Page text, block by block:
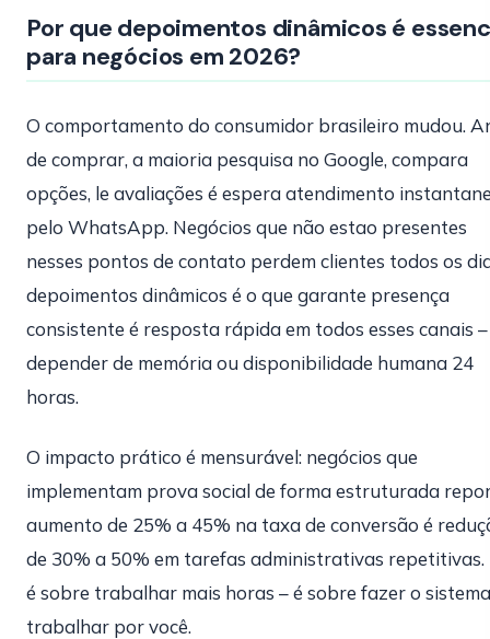
Por que depoimentos dinâmicos é
para negócios em 2026?
O comportamento do consumidor brasileiro mudou.
de comprar, a maioria pesquisa no Google, compara
opções, le avaliações é espera atendimento
pelo WhatsApp. Negócios que não estao presentes
nesses pontos de contato perdem clientes todos os
depoimentos dinâmicos é o que garante presença
consistente é resposta rápida em todos esses canais –
depender de memória ou disponibilidade humana 24
horas.
O impacto prático é mensurável: negócios que
implementam prova social de forma estruturada
aumento de 25% a 45% na taxa de conversão é
de 30% a 50% em tarefas administrativas repetitivas.
é sobre trabalhar mais horas – é sobre fazer o sistema
trabalhar por você.